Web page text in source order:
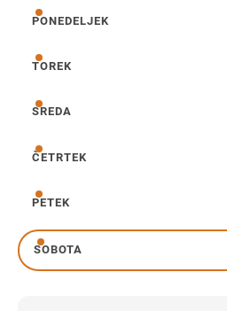
ponedeljek
PONEDELJEK
torek
TOREK
sreda
SREDA
četrtek
ČETRTEK
petek
PETEK
sobota
SOBOTA